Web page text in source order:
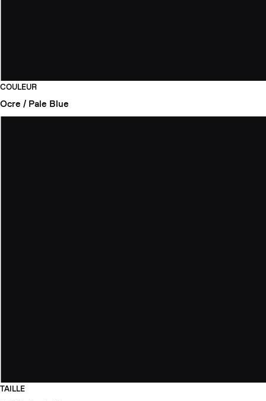
COULEUR
Ocre / Pale Blue
TAILLE